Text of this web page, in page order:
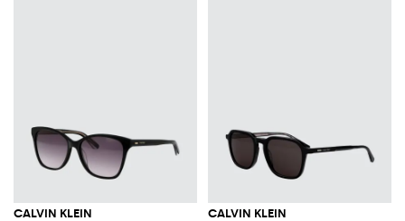
CALVIN KLEIN CALVIN KLEIN